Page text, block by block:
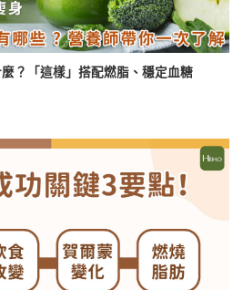
？「這樣」搭配燃脂、穩定血糖